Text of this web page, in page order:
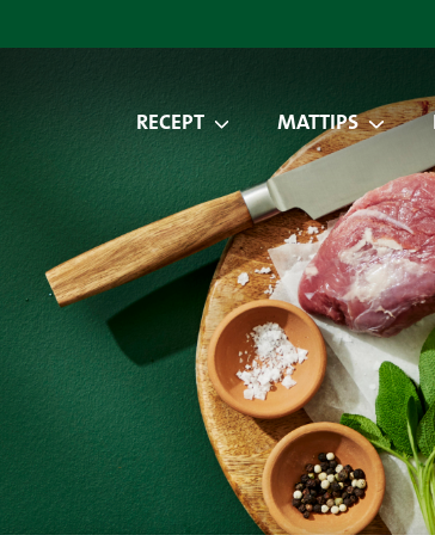
RECEPT MATTIPS